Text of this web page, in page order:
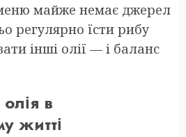
майже немає джерел
регулярно їсти рибу
інші олії — і баланс
в
житті